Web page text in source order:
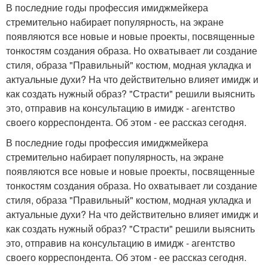
В последние годы профессия имиджмейкера
стремительно набирает популярность, на экране
появляются все новые и новые проекты, посвященные
тонкостям создания образа. Но охватывает ли создание
стиля, образа "Правильный" костюм, модная укладка и
актуальные духи? На что действительно влияет имидж и
как создать нужный образ? "Страсти" решили выяснить
это, отправив на консультацию в имидж - агентство
своего корреспондента. Об этом - ее рассказ сегодня.
В последние годы профессия имиджмейкера
стремительно набирает популярность, на экране
появляются все новые и новые проекты, посвященные
тонкостям создания образа. Но охватывает ли создание
стиля, образа "Правильный" костюм, модная укладка и
актуальные духи? На что действительно влияет имидж и
как создать нужный образ? "Страсти" решили выяснить
это, отправив на консультацию в имидж - агентство
своего корреспондента. Об этом - ее рассказ сегодня.